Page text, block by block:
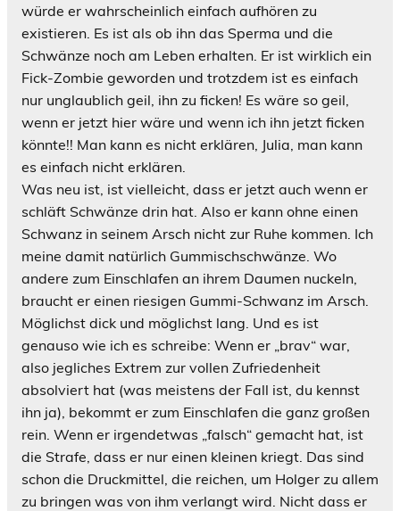
würde er wahrscheinlich einfach aufhören zu
existieren. Es ist als ob ihn das Sperma und die
Schwänze noch am Leben erhalten. Er ist wirklich ein
Fick-Zombie geworden und trotzdem ist es einfach
nur unglaublich geil, ihn zu ficken! Es wäre so geil,
wenn er jetzt hier wäre und wenn ich ihn jetzt ficken
könnte!! Man kann es nicht erklären, Julia, man kann
es einfach nicht erklären.
Was neu ist, ist vielleicht, dass er jetzt auch wenn er
schläft Schwänze drin hat. Also er kann ohne einen
Schwanz in seinem Arsch nicht zur Ruhe kommen. Ich
meine damit natürlich Gummischschwänze. Wo
andere zum Einschlafen an ihrem Daumen nuckeln,
braucht er einen riesigen Gummi-Schwanz im Arsch.
Möglichst dick und möglichst lang. Und es ist
genauso wie ich es schreibe: Wenn er „brav“ war,
also jegliches Extrem zur vollen Zufriedenheit
absolviert hat (was meistens der Fall ist, du kennst
ihn ja), bekommt er zum Einschlafen die ganz großen
rein. Wenn er irgendetwas „falsch“ gemacht hat, ist
die Strafe, dass er nur einen kleinen kriegt. Das sind
schon die Druckmittel, die reichen, um Holger zu allem
zu bringen was von ihm verlangt wird. Nicht dass er